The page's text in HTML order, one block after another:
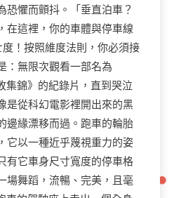
恐懼而顫抖。「垂直泊車？
在這裡，你的車體與停車線
！按照維度法則，你必須接
：無限次觀看一部名為
集錦》的紀錄片，直到哭泣
是從科幻電影裡開出來的黑
邊緣漂移而過。跑車的輪胎
它以一種近乎蔑視重力的姿
有它車身尺寸寬度的停車格
場舞蹈，流暢、完美，且毫